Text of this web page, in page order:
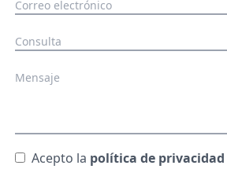
Acepto la política de privacidad